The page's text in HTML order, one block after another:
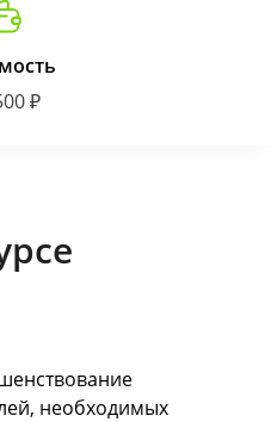
₽
необходимых